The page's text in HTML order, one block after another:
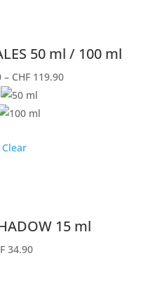
50 ml / 100 ml
– CHF 119.90
Clear
15 ml
34.90